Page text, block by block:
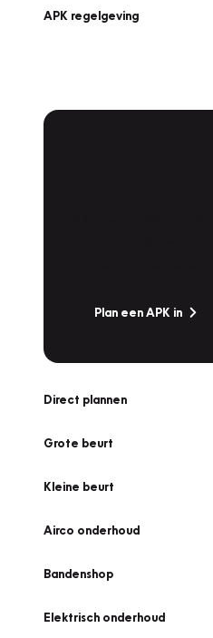
APK regelgeving
Plan een APK in
Direct plannen
Grote beurt
Kleine beurt
Airco onderhoud
Bandenshop
Elektrisch onderhoud